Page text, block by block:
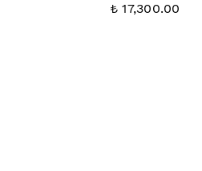
₺ 17,300.00